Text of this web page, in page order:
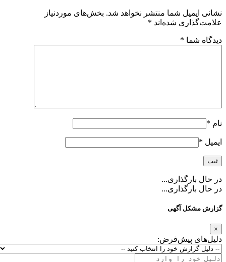
نشانی ایمیل شما منتشر نخواهد شد. بخش‌های موردنیاز
علامت‌گذاری شده‌اند *
دیدگاه شما *
نام *
ایمیل *
در حال بارگذاری...
در حال بارگذاری...
گزارش مشکل آگهی
×
دلیل‌های پیش‌فرض: